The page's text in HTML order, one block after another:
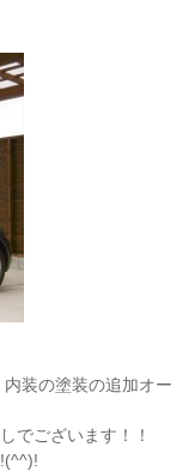
装の塗装の追加オー
でございます！！